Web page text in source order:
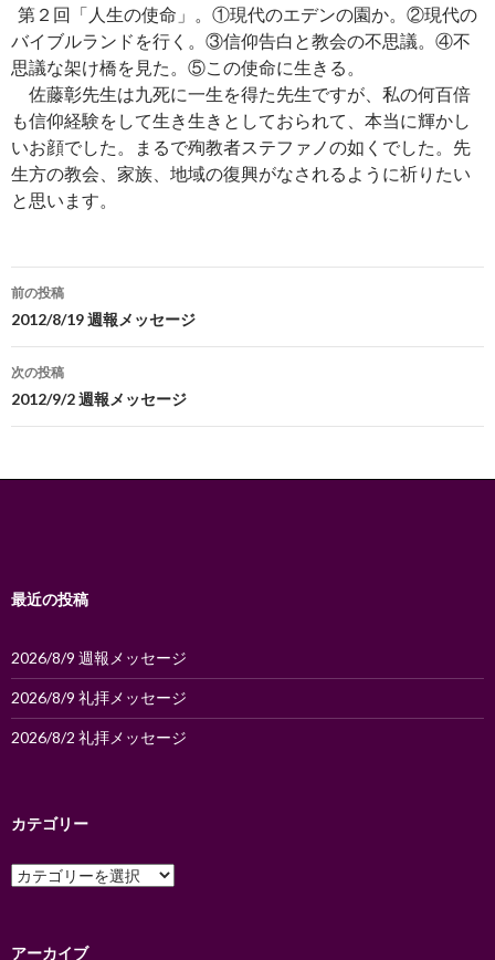
第２回「人生の使命」。①現代のエデンの園か。②現代の
バイブルランドを行く。③信仰告白と教会の不思議。④不
思議な架け橋を見た。⑤この使命に生きる。
佐藤彰先生は九死に一生を得た先生ですが、私の何百倍
も信仰経験をして生き生きとしておられて、本当に輝かし
いお顔でした。まるで殉教者ステファノの如くでした。先
生方の教会、家族、地域の復興がなされるように祈りたい
と思います。
投
稿
ナ
ビ
ー
ン
前の投稿
2012/8/19 週報メッセージ
次の投稿
2012/9/2 週報メッセージ
最近の投稿
2026/8/9 週報メッセージ
2026/8/9 礼拝メッセージ
2026/8/2 礼拝メッセージ
カテゴリー
カ
テ
ー
アーカイブ